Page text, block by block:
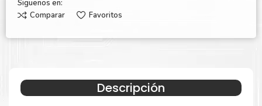
Siguenos en:
Comparar
Favoritos
Descripción